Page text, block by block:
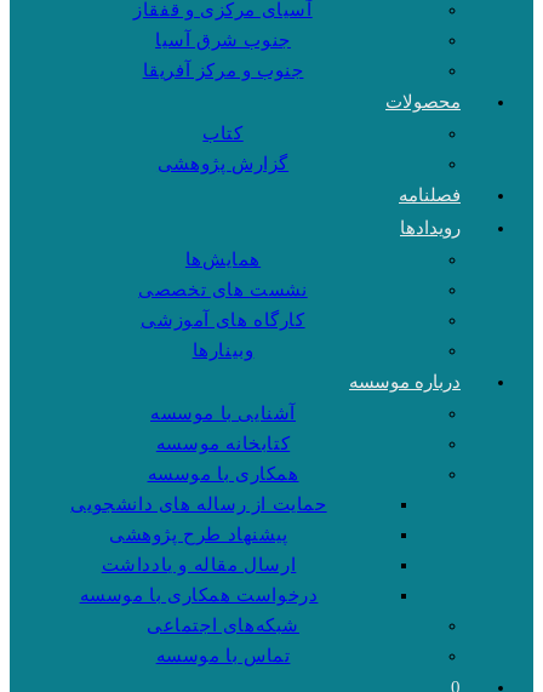
آسیای مرکزی و قفقاز
جنوب شرق آسیا
جنوب و مرکز آفریقا
محصولات
کتاب
گزارش پژوهشی
فصلنامه
رویدادها
همایش‌ها
نشست های تخصصی
کارگاه های آموزشی
وبینارها
درباره موسسه
آشنایی با موسسه
کتابخانه موسسه
همکاری با موسسه
حمایت از رساله های دانشجویی
پیشنهاد طرح پژوهشی
ارسال مقاله و یادداشت
درخواست همکاری با موسسه
شبکه‌های اجتماعی
تماس با موسسه
0